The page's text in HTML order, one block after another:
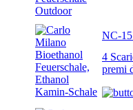
NC-
4
premi